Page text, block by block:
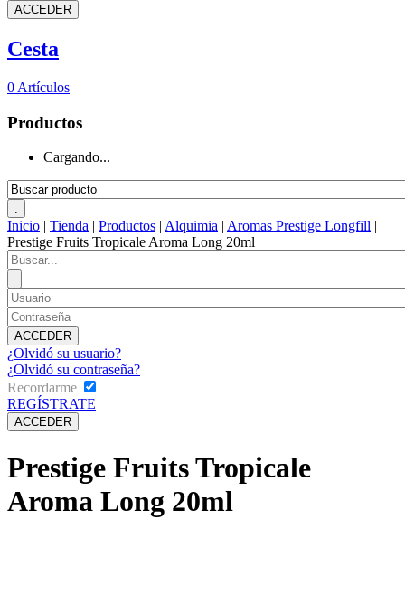
Cesta
0 Artículos
Productos
Cargando...
Inicio | Tienda | Productos | Alquimia | Aromas Prestige Longfill |
Prestige Fruits Tropicale Aroma Long 20ml
¿Olvidó su usuario?
¿Olvidó su contraseña?
Recordarme
REGÍSTRATE
Prestige Fruits Tropicale
Aroma Long 20ml